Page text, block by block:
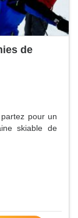
de
pour un
skiable de